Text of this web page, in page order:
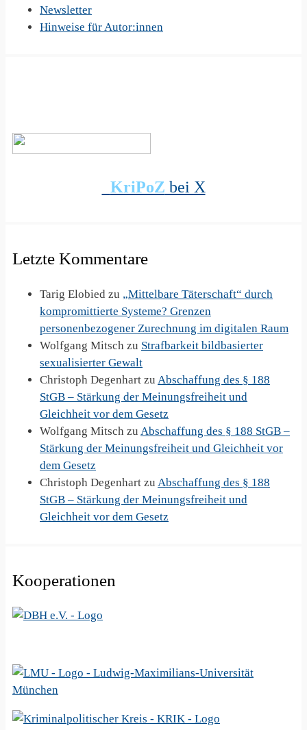
Newsletter
Hinweise für Autor:innen
KriPoZ bei X
Letzte Kommentare
Tarig Elobied zu „Mittelbare Täterschaft“ durch
kompromittierte Systeme? Grenzen
personenbezogener Zurechnung im digitalen Raum
Wolfgang Mitsch zu Strafbarkeit bildbasierter
sexualisierter Gewalt
Christoph Degenhart zu Abschaffung des § 188
StGB – Stärkung der Meinungsfreiheit und
Gleichheit vor dem Gesetz
Wolfgang Mitsch zu Abschaffung des § 188 StGB –
Stärkung der Meinungsfreiheit und Gleichheit vor
dem Gesetz
Christoph Degenhart zu Abschaffung des § 188
StGB – Stärkung der Meinungsfreiheit und
Gleichheit vor dem Gesetz
Kooperationen